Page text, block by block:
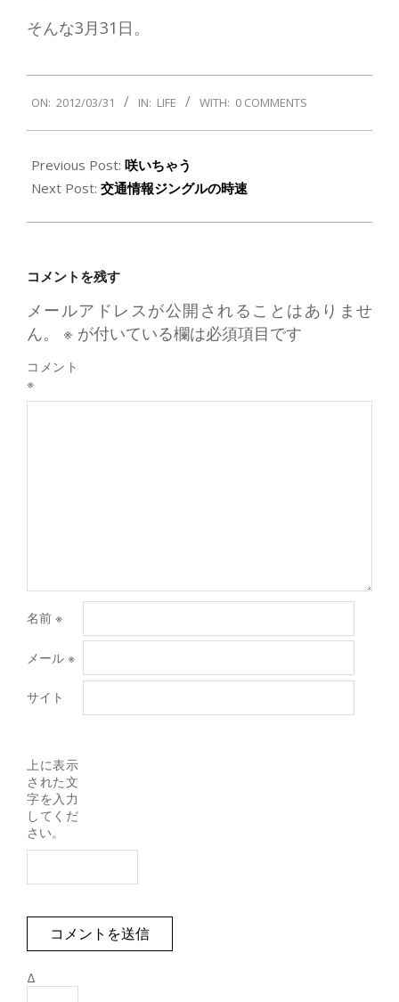
そんな3月31日。
03-
31
ON: 2012/03/31 IN: LIFE WITH: 0 COMMENTS
Previous Post: 咲いちゃう
Next Post: 交通情報ジングルの時速
コメントを残す
メールアドレスが公開されることはありませ
ん。
※ が付いている欄は必須項目です
コメント
※
名前 ※
メール ※
サイト
上に表示
された文
字を入力
してくだ
さい。
Δ